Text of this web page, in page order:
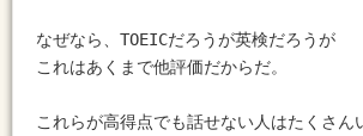
なぜなら、TOEICだろうが英検だろうが
これはあくまで他評価だからだ。
これらが高得点でも話せない人はたくさん